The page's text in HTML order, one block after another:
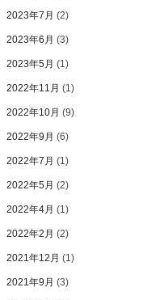
2023年7月 (2)
2023年6月 (3)
2023年5月 (1)
2022年11月 (1)
2022年10月 (9)
2022年9月 (6)
2022年7月 (1)
2022年5月 (2)
2022年4月 (1)
2022年2月 (2)
2021年12月 (1)
2021年9月 (3)